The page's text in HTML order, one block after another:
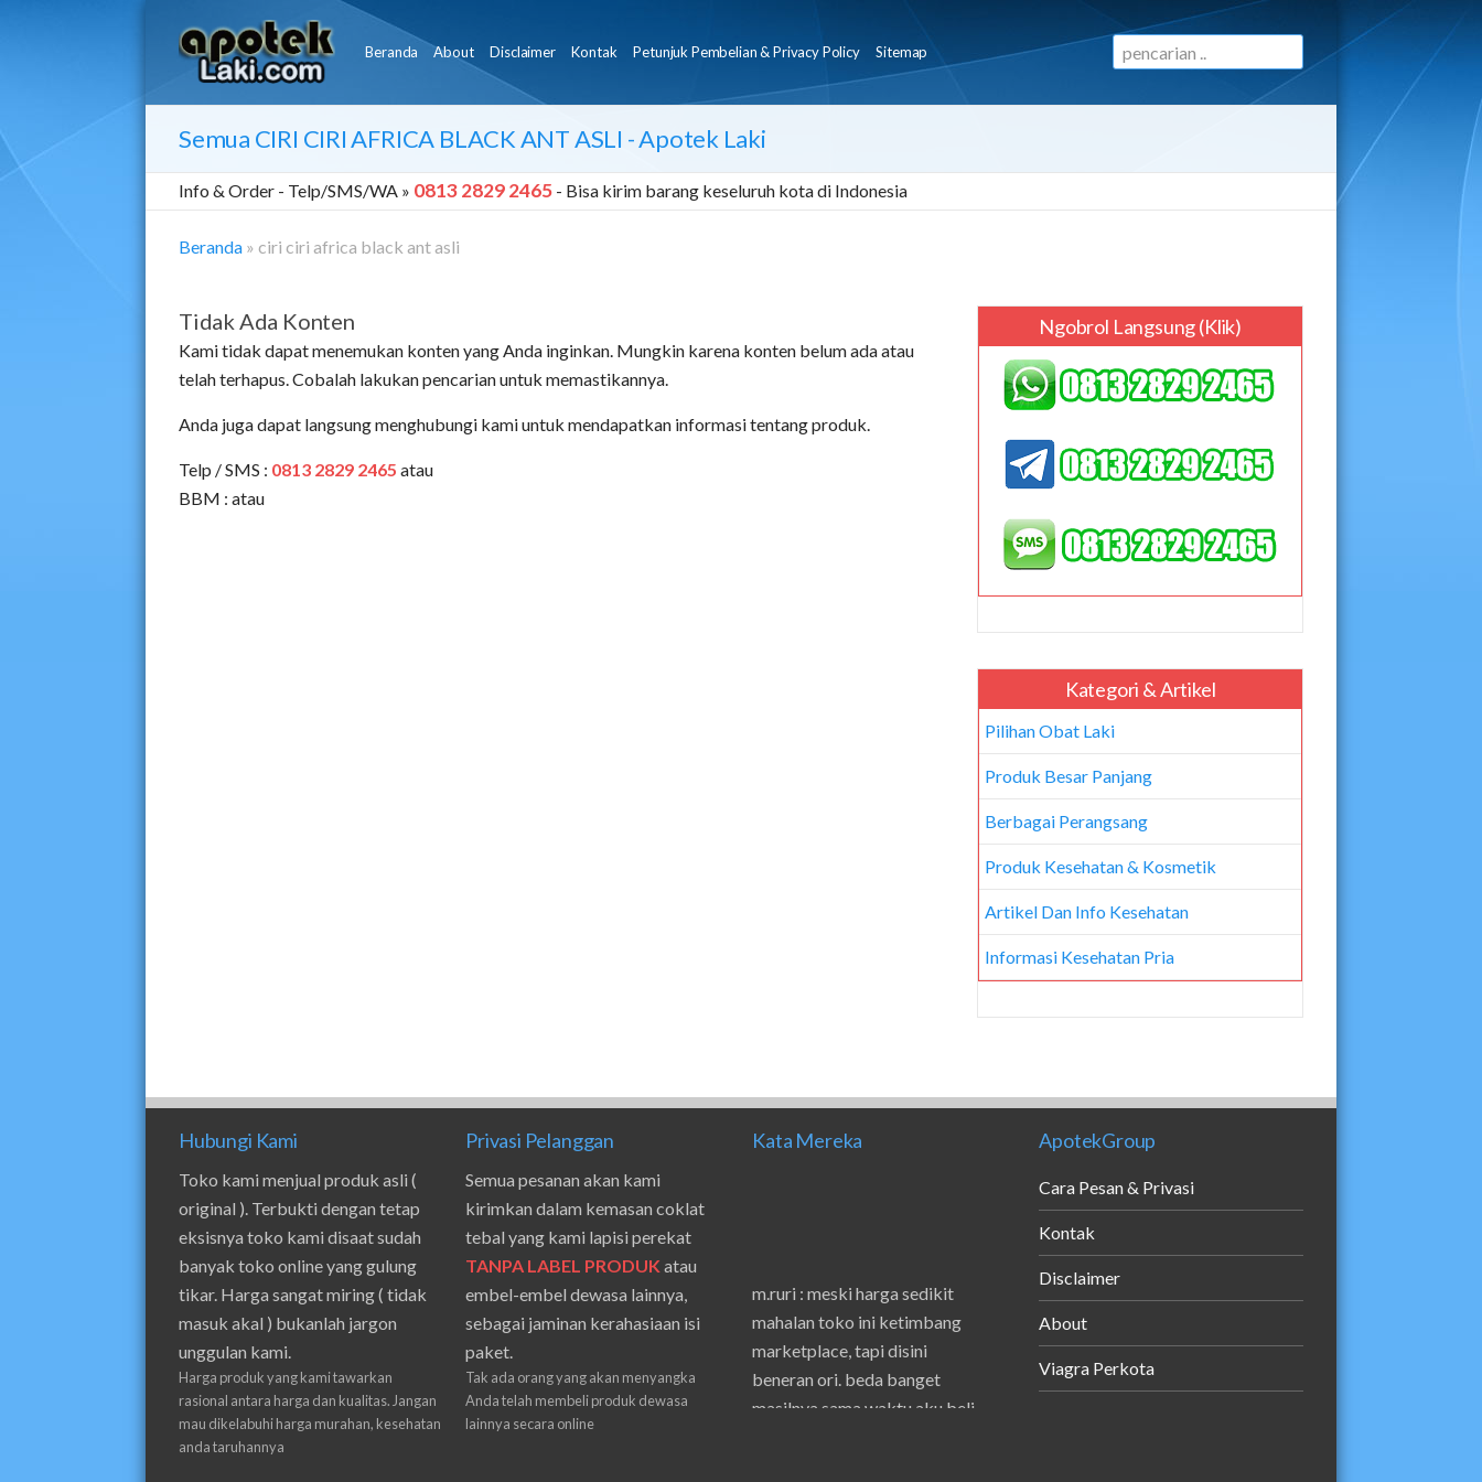
Beranda About Disclaimer Kontak Petunjuk Pembelian & Privacy Policy Sitemap
Semua CIRI CIRI AFRICA BLACK ANT ASLI - Apotek Laki
Info & Order - Telp/SMS/WA » 0813 2829 2465 - Bisa kirim barang keseluruh kota di Indonesia
Beranda » ciri ciri africa black ant asli
Tidak Ada Konten
Kami tidak dapat menemukan konten yang Anda inginkan. Mungkin karena konten belum ada atau
telah terhapus. Cobalah lakukan pencarian untuk memastikannya.
Anda juga dapat langsung menghubungi kami untuk mendapatkan informasi tentang produk.
Telp / SMS : 0813 2829 2465 atau
BBM : atau
Ngobrol Langsung (klik)
Kategori & Artikel
Pilihan Obat Laki
Produk Besar Panjang
Berbagai Perangsang
Produk Kesehatan & Kosmetik
Artikel Dan Info Kesehatan
Informasi Kesehatan Pria
Hubungi Kami
Toko kami menjual produk asli (
original ). Terbukti dengan tetap
eksisnya toko kami disaat sudah
banyak toko online yang gulung
tikar. Harga sangat miring ( tidak
masuk akal ) bukanlah jargon
unggulan kami.
Harga produk yang kami tawarkan
rasional antara harga dan kualitas. Jangan
mau dikelabuhi harga murahan, kesehatan
anda taruhannya
Privasi Pelanggan
Semua pesanan akan kami
kirimkan dalam kemasan coklat
tebal yang kami lapisi perekat
TANPA LABEL PRODUKatau
embel-embel dewasa lainnya,
sebagai jaminan kerahasiaan isi
paket.
Tak ada orang yang akan menyangka
Anda telah membeli produk dewasa
lainnya secara online
Kata Mereka
m.ruri : meski harga sedikit
mahalan toko ini ketimbang
marketplace, tapi disini
beneran ori. beda banget
masilnya sama waktu aku beli
ApotekGroup
Cara Pesan & Privasi
Kontak
Disclaimer
About
Viagra Perkota